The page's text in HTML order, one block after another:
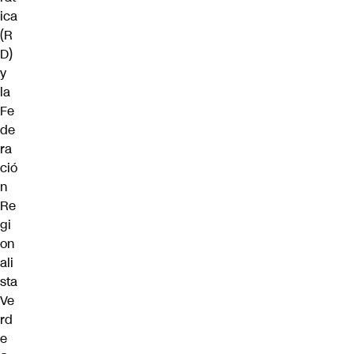
ica
(R
D)
y
la
Fe
de
ra
ció
n
Re
gi
on
ali
sta
Ve
rd
e